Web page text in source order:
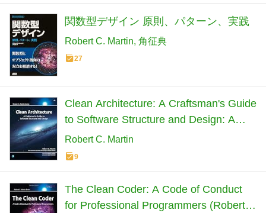
関数型デザイン 原則、パターン、実践
Robert C. Martin 角征典
27
Clean Architecture: A Craftsman's Guide
to Software Structure and Design: A
Craftsman's Guide to Software Structure
and Design (Robert C. Martin Series)
Robert C. Martin
9
The Clean Coder: A Code of Conduct
for Professional Programmers (Robert